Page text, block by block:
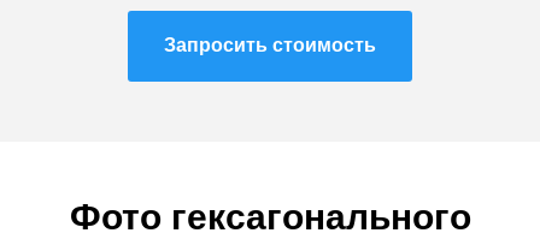
Запросить стоимость
Фото гексагонального